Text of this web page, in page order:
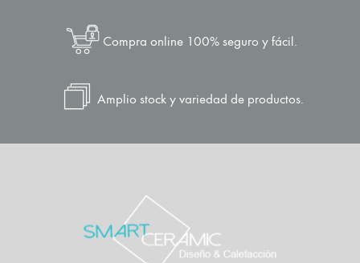
Compra online 100% seguro y fácil.
Amplio stock y variedad de productos.